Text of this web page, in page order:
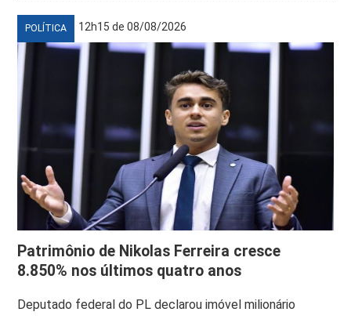
POLÍTICA 12h15 de 08/08/2026
Patrimônio de Nikolas Ferreira cresce
8.850% nos últimos quatro anos
Deputado federal do PL declarou imóvel milionário